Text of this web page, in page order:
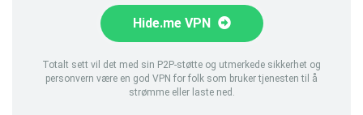
Hide.me VPN
Totalt sett vil det med sin P2P-støtte og utmerkede sikkerhet og
personvern være en god VPN for folk som bruker tjenesten til å
strømme eller laste ned.